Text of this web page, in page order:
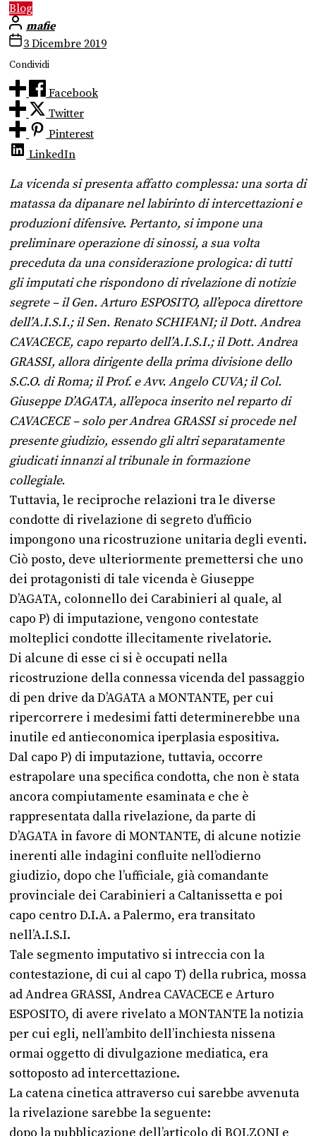
Blog
mafie
3 Dicembre 2019
Condividi
Facebook
Twitter
Pinterest
LinkedIn
La vicenda si presenta affatto complessa: una sorta di
matassa da dipanare nel labirinto di intercettazioni e
produzioni difensive. Pertanto, si impone una
preliminare operazione di sinossi, a sua volta
preceduta da una considerazione prologica: di tutti
gli imputati che rispondono di rivelazione di notizie
segrete – il Gen. Arturo ESPOSITO, all’epoca direttore
dell’A.I.S.I.; il Sen. Renato SCHIFANI; il Dott. Andrea
CAVACECE, capo reparto dell’A.I.S.I.; il Dott. Andrea
GRASSI, allora dirigente della prima divisione dello
S.C.O. di Roma; il Prof. e Avv. Angelo CUVA; il Col.
Giuseppe D’AGATA, all’epoca inserito nel reparto di
CAVACECE – solo per Andrea GRASSI si procede nel
presente giudizio, essendo gli altri separatamente
giudicati innanzi al tribunale in formazione
collegiale.
Tuttavia, le reciproche relazioni tra le diverse
condotte di rivelazione di segreto d’ufficio
impongono una ricostruzione unitaria degli eventi.
Ciò posto, deve ulteriormente premettersi che uno
dei protagonisti di tale vicenda è Giuseppe
D’AGATA, colonnello dei Carabinieri al quale, al
capo P) di imputazione, vengono contestate
molteplici condotte illecitamente rivelatorie.
Di alcune di esse ci si è occupati nella
ricostruzione della connessa vicenda del passaggio
di pen drive da D’AGATA a MONTANTE, per cui
ripercorrere i medesimi fatti determinerebbe una
inutile ed antieconomica iperplasia espositiva.
Dal capo P) di imputazione, tuttavia, occorre
estrapolare una specifica condotta, che non è stata
ancora compiutamente esaminata e che è
rappresentata dalla rivelazione, da parte di
D’AGATA in favore di MONTANTE, di alcune notizie
inerenti alle indagini confluite nell’odierno
giudizio, dopo che l’ufficiale, già comandante
provinciale dei Carabinieri a Caltanissetta e poi
capo centro D.I.A. a Palermo, era transitato
nell’A.I.S.I.
Tale segmento imputativo si intreccia con la
contestazione, di cui al capo T) della rubrica, mossa
ad Andrea GRASSI, Andrea CAVACECE e Arturo
ESPOSITO, di avere rivelato a MONTANTE la notizia
per cui egli, nell’ambito dell’inchiesta nissena
ormai oggetto di divulgazione mediatica, era
sottoposto ad intercettazione.
La catena cinetica attraverso cui sarebbe avvenuta
la rivelazione sarebbe la seguente: